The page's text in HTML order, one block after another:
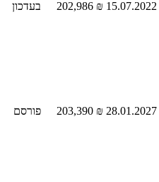
15.07.2022
₪ 202,986 בעדכון
28.01.2027
₪ 203,390 פורסם